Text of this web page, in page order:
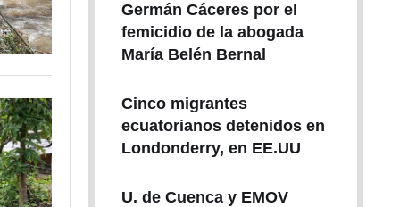
Germán Cáceres por el
femicidio de la abogada
María Belén Bernal
Cinco migrantes
ecuatorianos detenidos en
Londonderry, en EE.UU
U. de Cuenca y EMOV